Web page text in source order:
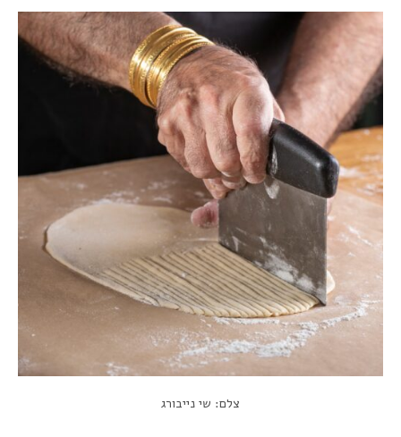
צלם: שי נייבורג